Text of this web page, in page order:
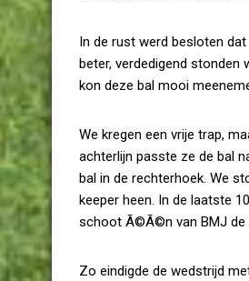
In de rust werd besloten
beter, verdedigend stonden
kon deze bal mooi
We kregen een vrije trap,
achterlijn passte ze de bal
bal in de rechterhoek. We
keeper heen. In de laatste
schoot Ã©Ã©n van BMJ de
Zo eindigde de wedstrijd